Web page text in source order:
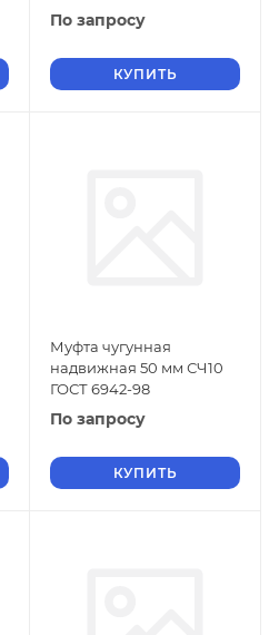
По запросу
КУПИТЬ
Муфта чугунная
надвижная 50 мм СЧ10
ГОСТ 6942-98
По запросу
КУПИТЬ